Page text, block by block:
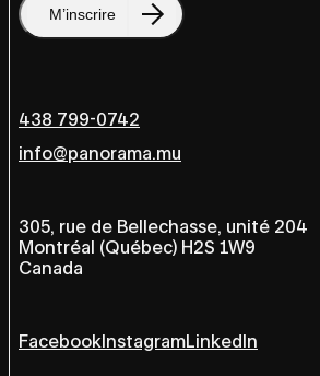
438 799-0742
info@panorama.mu
305, rue de Bellechasse, unité 204
Montréal (Québec) H2S 1W9
Canada
M’inscrire
FacebookInstagramLinkedIn